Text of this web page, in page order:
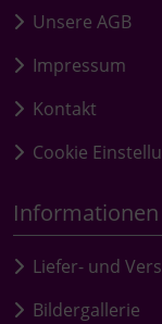
Unsere AGB
Impressum
Kontakt
Cookie
Informationen
Liefer- und
Bildergallerie